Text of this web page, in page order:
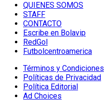
QUIENES SOMOS
STAFF
CONTACTO
Escribe en Bolavip
RedGol
Futbolcentroamerica
Términos y Condiciones
Políticas de Privacidad
Política Editorial
Ad Choices